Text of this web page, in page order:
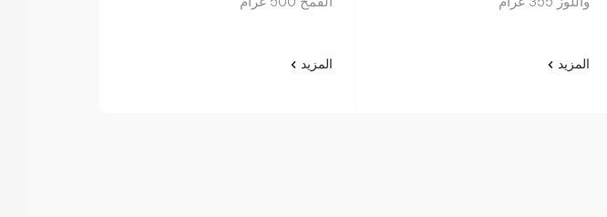
المزيد المزيد